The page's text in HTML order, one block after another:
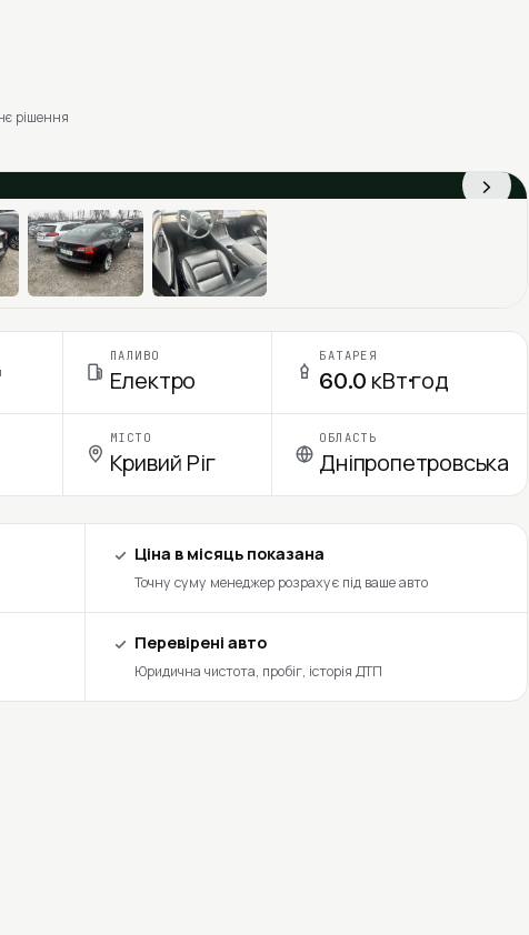
рішення
›
ПАЛИВО
Електро
БАТАРЕЯ
60.0 кВт·год
МІСТО
Кривий Ріг
ОБЛАСТЬ
Дніпропетровська
Ціна в місяць показана
Точну суму менеджер розрахує під ваше авто
Перевірені авто
Юридична чистота, пробіг, історія ДТП